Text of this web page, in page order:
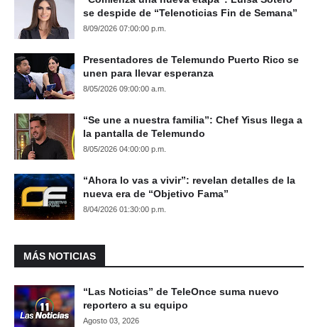
se despide de “Telenoticias Fin de Semana”
8/09/2026 07:00:00 p.m.
Presentadores de Telemundo Puerto Rico se
unen para llevar esperanza
8/05/2026 09:00:00 a.m.
“Se une a nuestra familia”: Chef Yisus llega a
la pantalla de Telemundo
8/05/2026 04:00:00 p.m.
“Ahora lo vas a vivir”: revelan detalles de la
nueva era de “Objetivo Fama”
8/04/2026 01:30:00 p.m.
MÁS NOTICIAS
“Las Noticias” de TeleOnce suma nuevo
reportero a su equipo
Agosto 03, 2026